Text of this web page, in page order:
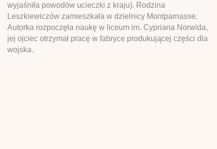
wyjaśniła powodów ucieczki z kraju). Rodzina
Leszkiewiczów zamieszkała w dzielnicy Montparnasse.
Autorka rozpoczęła naukę w liceum im. Cypriana Norwida,
jej ojciec otrzymał pracę w fabryce produkującej części dla
wojska.